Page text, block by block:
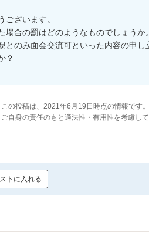
ございます。
場合の罰はどのようなものでしょうか。
とのみ面会交流可といった内容の申
？
この投稿は、2021年6月19日時点の情報です。
ご自身の責任のもと適法性・有用性を考慮し
トに入れる